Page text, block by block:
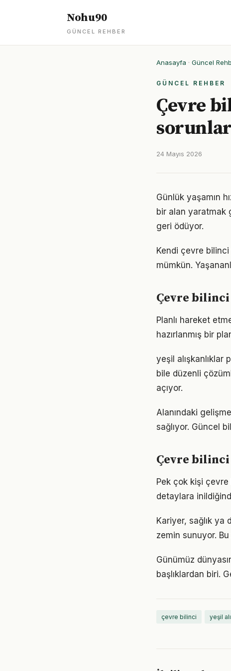
Nohu90
GÜNCEL REHBER
Anasayfa · Güncel
GÜNCEL REHBER
Çevre
sorunlar
24 Mayıs 2026
Günlük yaşamın
bir alan yaratmak
geri ödüyor.
Kendi çevre
mümkün.
Çevre
Planlı hareket
hazırlanmış bir
yeşil
bile düzenli
açıyor.
Alanındaki
sağlıyor. Güncel
Çevre
Pek çok kişi
detaylara
Kariyer, sağlık
zemin sunuyor. Bu
Günümüz
başlıklardan biri.
çevre bilinci yeşil